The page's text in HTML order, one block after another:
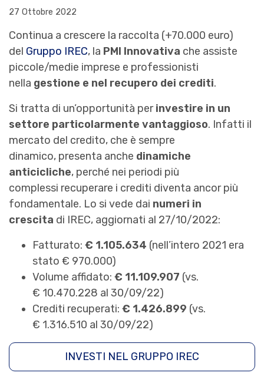
27 Ottobre 2022
Continua a crescere la raccolta (+70.000 euro)
del Gruppo IREC, la PMI Innovativa che assiste
piccole/medie imprese e professionisti
nella gestione e nel recupero dei crediti.
Si tratta di un’opportunità perinvestire in un
settore particolarmente vantaggioso. Infatti il
mercato del credito, che è sempre
dinamico, presenta anche dinamiche
anticicliche, perché nei periodi più
complessi recuperare i crediti diventa ancor più
fondamentale. Lo si vede dai numeri in
crescita di IREC, aggiornati al 27/10/2022:
Fatturato: € 1.105.634 (nell’intero 2021 era
stato € 970.000)
Volume affidato: € 11.109.907 (vs.
€ 10.470.228 al 30/09/22)
Crediti recuperati: € 1.426.899 (vs.
€ 1.316.510 al 30/09/22)
INVESTI NEL GRUPPO IREC